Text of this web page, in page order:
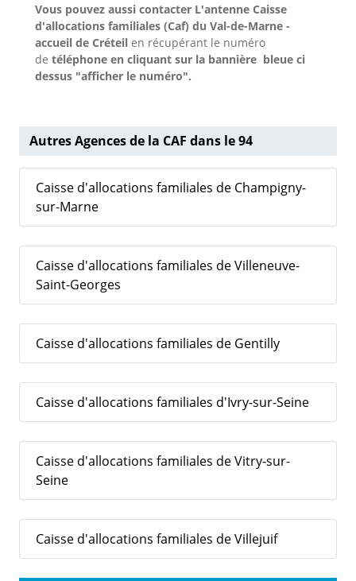
Vous pouvez aussi contacter L'antenne Caisse
d'allocations familiales (Caf) du Val-de-Marne -
accueil de Créteil en récupérant le numéro
de téléphone en cliquant sur la bannière bleue ci
dessus "afficher le numéro".
Autres Agences de la CAF dans le 94
Caisse d'allocations familiales de Champigny-
sur-Marne
Caisse d'allocations familiales de Villeneuve-
Saint-Georges
Caisse d'allocations familiales de Gentilly
Caisse d'allocations familiales d'Ivry-sur-Seine
Caisse d'allocations familiales de Vitry-sur-
Seine
Caisse d'allocations familiales de Villejuif